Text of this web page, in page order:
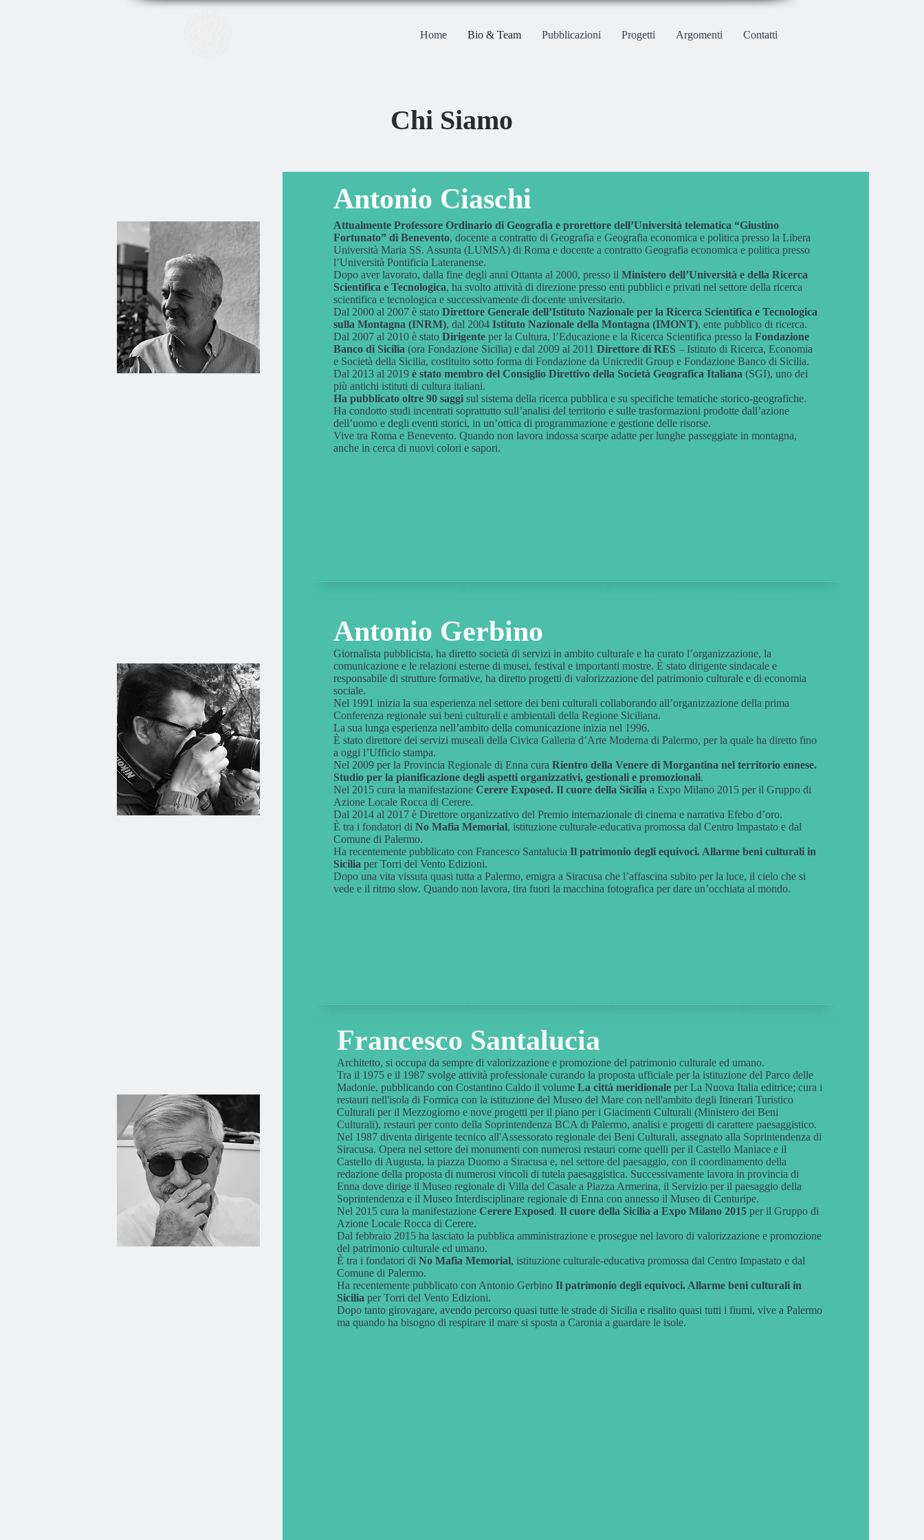
Home Bio & Team Pubblicazioni Progetti Argomenti Contatti
Chi Siamo
Antonio Ciaschi
Attualmente Professore Ordinario di Geografia e prorettore dell’Università telematica “Giustino
Fortunato” di Benevento, docente a contratto di Geografia e Geografia economica e politica presso la Libera
Università Maria SS. Assunta (LUMSA) di Roma e docente a contratto Geografia economica e politica presso
l’Università Pontificia Lateranense.
Dopo aver lavorato, dalla fine degli anni Ottanta al 2000, presso il Ministero dell’Università e della Ricerca
Scientifica e Tecnologica, ha svolto attività di direzione presso enti pubblici e privati nel settore della ricerca
scientifica e tecnologica e successivamente di docente universitario.
Dal 2000 al 2007 è stato Direttore Generale dell’Istituto Nazionale per la Ricerca Scientifica e Tecnologica
sulla Montagna (INRM), dal 2004Istituto Nazionale della Montagna (IMONT), ente pubblico di ricerca.
Dal 2007 al 2010 è stato Dirigente per la Cultura, l’Educazione e la Ricerca Scientifica presso la Fondazione
Banco di Sicilia (ora Fondazione Sicilia) e dal 2009 al 2011 Direttore di RES– Istituto di Ricerca, Economia
e Società della Sicilia, costituito sotto forma di Fondazione da Unicredit Group e Fondazione Banco di Sicilia.
Dal 2013 al 2019 è stato membro del Consiglio Direttivo della Società Geografica Italiana (SGI), uno dei
più antichi istituti di cultura italiani.
Ha pubblicato oltre 90 saggisul sistema della ricerca pubblica e su specifiche tematiche storico-geografiche.
Ha condotto studi incentrati soprattutto sull’analisi del territorio e sulle trasformazioni prodotte dall’azione
dell’uomo e degli eventi storici, in un’ottica di programmazione e gestione delle risorse.
Vive tra Roma e Benevento. Quando non lavora indossa scarpe adatte per lunghe passeggiate in montagna,
anche in cerca di nuovi colori e sapori.
Antonio Gerbino
Giornalista pubblicista, ha diretto società di servizi in ambito culturale e ha curato l’organizzazione, la
comunicazione e le relazioni esterne di musei, festival e importanti mostre. È stato dirigente sindacale e
responsabile di strutture formative, ha diretto progetti di valorizzazione del patrimonio culturale e di economia
sociale.
Nel 1991 inizia la sua esperienza nel settore dei beni culturali collaborando all’organizzazione della prima
Conferenza regionale sui beni culturali e ambientali della Regione Siciliana.
La sua lunga esperienza nell’ambito della comunicazione inizia nel 1996.
È stato direttore dei servizi museali della Civica Galleria d’Arte Moderna di Palermo, per la quale ha diretto fino
a oggi l’Ufficio stampa.
Nel 2009 per la Provincia Regionale di Enna cura Rientro della Venere di Morgantina nel territorio ennese.
Studio per la pianificazione degli aspetti organizzativi, gestionali e promozionali.
Nel 2015 cura la manifestazione Cerere Exposed. Il cuore della Sicilia a Expo Milano 2015 per il Gruppo di
Azione Locale Rocca di Cerere.
Dal 2014 al 2017 è Direttore organizzativo del Premio internazionale di cinema e narrativa Efebo d’oro.
È tra i fondatori di No Mafia Memorial, istituzione culturale-educativa promossa dal Centro Impastato e dal
Comune di Palermo.
Ha recentemente pubblicato con Francesco Santalucia Il patrimonio degli equivoci. Allarme beni culturali in
Sicilia per Torri del Vento Edizioni.
Dopo una vita vissuta quasi tutta a Palermo, emigra a Siracusa che l’affascina subito per la luce, il cielo che si
vede e il ritmo slow. Quando non lavora, tira fuori la macchina fotografica per dare un’occhiata al mondo.
Francesco Santalucia
Architetto, si occupa da sempre di valorizzazione e promozione del patrimonio culturale ed umano.
Tra il 1975 e il 1987 svolge attività professionale curando la proposta ufficiale per la istituzione del Parco delle
Madonie, pubblicando con Costantino Caldo il volume La città meridionaleper La Nuova Italia editrice; cura i
restauri nell'isola di Formica con la istituzione del Museo del Mare con nell'ambito degli Itinerari Turistico
Culturali per il Mezzogiorno e nove progetti per il piano per i Giacimenti Culturali (Ministero dei Beni
Culturali), restauri per conto della Soprintendenza BCA di Palermo, analisi e progetti di carattere paesaggistico.
Nel 1987 diventa dirigente tecnico all'Assessorato regionale dei Beni Culturali, assegnato alla Soprintendenza di
Siracusa. Opera nel settore dei monumenti con numerosi restauri come quelli per il Castello Maniace e il
Castello di Augusta, la piazza Duomo a Siracusa e, nel settore del paesaggio, con il coordinamento della
redazione della proposta di numerosi vincoli di tutela paesaggistica. Successivamente lavora in provincia di
Enna dove dirige il Museo regionale di Villa del Casale a Piazza Armerina, il Servizio per il paesaggio della
Soprintendenza e il Museo Interdisciplinare regionale di Enna con annesso il Museo di Centuripe.
Nel 2015 cura la manifestazione Cerere Exposed. Il cuore della Sicilia a Expo Milano 2015per il Gruppo di
Azione Locale Rocca di Cerere.
Dal febbraio 2015 ha lasciato la pubblica amministrazione e prosegue nel lavoro di valorizzazione e promozione
del patrimonio culturale ed umano.
È tra i fondatori di No Mafia Memorial, istituzione culturale-educativa promossa dal Centro Impastato e dal
Comune di Palermo.
Ha recentemente pubblicato con Antonio Gerbino Il patrimonio degli equivoci. Allarme beni culturali in
Sicilia per Torri del Vento Edizioni.
Dopo tanto girovagare, avendo percorso quasi tutte le strade di Sicilia e risalito quasi tutti i fiumi, vive a Palermo
ma quando ha bisogno di respirare il mare si sposta a Caronia a guardare le isole.